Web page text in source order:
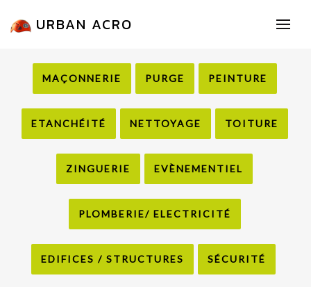
URBAN ACRO
MAÇONNERIE PURGE PEINTURE
ETANCHÉITÉ NETTOYAGE TOITURE
ZINGUERIE EVÈNEMENTIEL
PLOMBERIE/ ELECTRICITÉ
EDIFICES / STRUCTURES SÉCURITÉ